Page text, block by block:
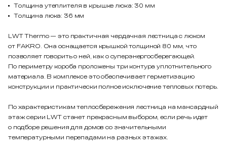
Толщина утеплителя в крышке люка: 30 мм
Толщина люка: 36 мм
LWT Thermo — это практичная чердачная лестница с люком
от FAKRO. Она оснащается крышкой толщиной 80 мм, что
позволяет говорить о ней, как о суперэнергосберегающей.
По периметру короба проложены три контура уплотнительного
материала. В комплексе это обеспечивает герметизацию
конструкции и практически полное исключение тепловых потерь.
По характеристикам теплосбережения лестница на мансардный
этаж серии LWT станет прекрасным выбором, если речь идет
о подборе решения для домов со значительными
температурными перепадами на разных этажах.